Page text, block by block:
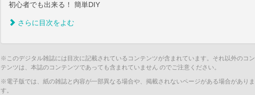
初心者でも出来る！ 簡単DIY
さらに目次をよむ
※このデジタル雑誌には目次に記載されているコンテンツが含まれています。それ以外のコン
テンツは、本誌のコンテンツであっても含まれていません のでご注意ください。
※電子版では、紙の雑誌と内容が一部異なる場合や、掲載されないページがある場合がありま
す。